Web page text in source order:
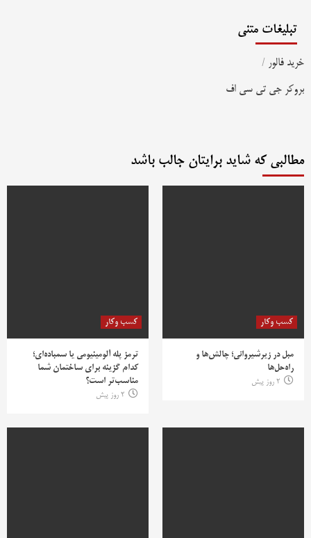
تبلیغات متنی
خرید فالور /
بروکر جی تی سی اف
مطالبی که شاید برایتان جالب باشد
کسب وکار
مبل در زیرشیروانی؛ چالش‌ها و
راه‌حل‌ها
2 روز پیش
کسب وکار
ترمز پله آلومینیومی یا سمباده‌ای؛
کدام گزینه برای ساختمان شما
مناسب‌تر است؟
2 روز پیش